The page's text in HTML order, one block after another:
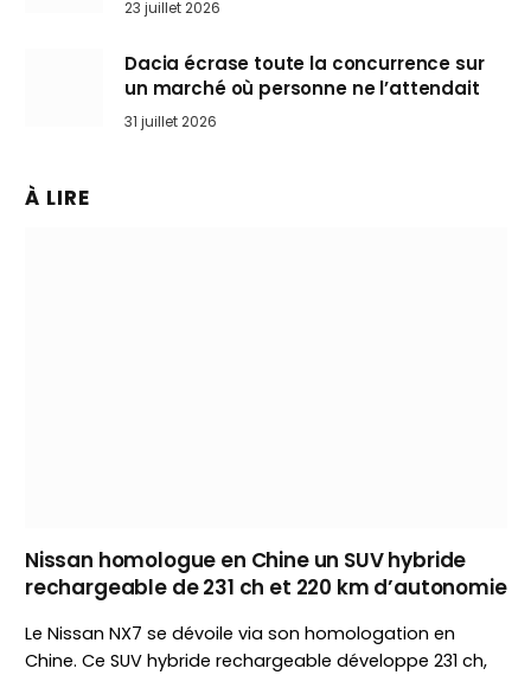
23 juillet 2026
Dacia écrase toute la concurrence sur
un marché où personne ne l’attendait
31 juillet 2026
À LIRE
Nissan homologue en Chine un SUV hybride
rechargeable de 231 ch et 220 km d’autonomie
Le Nissan NX7 se dévoile via son homologation en
Chine. Ce SUV hybride rechargeable développe 231 ch,